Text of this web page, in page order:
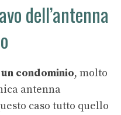
dell’antenna
condominio, molto
antenna
caso tutto quello